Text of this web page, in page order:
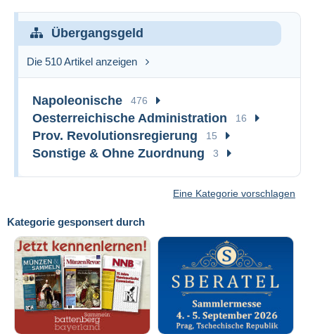
Kategorie gesponsert durch
Übergangsgeld
Die 510 Artikel anzeigen
Napoleonische 476
Oesterreichische Administration 16
Prov. Revolutionsregierung 15
Sonstige & Ohne Zuordnung 3
Eine Kategorie vorschlagen